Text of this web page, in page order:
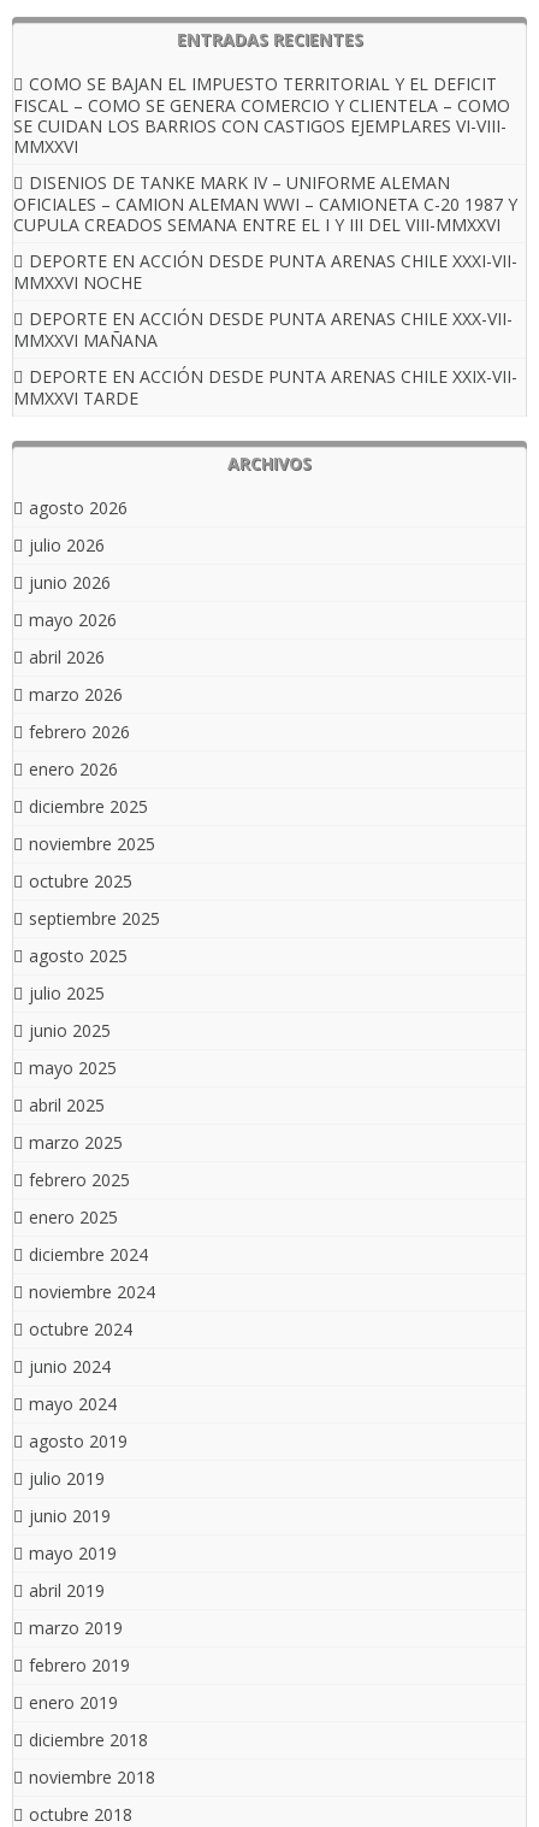
ENTRADAS RECIENTES
COMO SE BAJAN EL IMPUESTO TERRITORIAL Y EL DEFICIT
FISCAL – COMO SE GENERA COMERCIO Y CLIENTELA – COMO
SE CUIDAN LOS BARRIOS CON CASTIGOS EJEMPLARES VI-VIII-
MMXXVI
DISENIOS DE TANKE MARK IV – UNIFORME ALEMAN
OFICIALES – CAMION ALEMAN WWI – CAMIONETA C-20 1987 Y
CUPULA CREADOS SEMANA ENTRE EL I Y III DEL VIII-MMXXVI
DEPORTE EN ACCIÓN DESDE PUNTA ARENAS CHILE XXXI-VII-
MMXXVI NOCHE
DEPORTE EN ACCIÓN DESDE PUNTA ARENAS CHILE XXX-VII-
MMXXVI MAÑANA
DEPORTE EN ACCIÓN DESDE PUNTA ARENAS CHILE XXIX-VII-
MMXXVI TARDE
ARCHIVOS
agosto 2026
julio 2026
junio 2026
mayo 2026
abril 2026
marzo 2026
febrero 2026
enero 2026
diciembre 2025
noviembre 2025
octubre 2025
septiembre 2025
agosto 2025
julio 2025
junio 2025
mayo 2025
abril 2025
marzo 2025
febrero 2025
enero 2025
diciembre 2024
noviembre 2024
octubre 2024
junio 2024
mayo 2024
agosto 2019
julio 2019
junio 2019
mayo 2019
abril 2019
marzo 2019
febrero 2019
enero 2019
diciembre 2018
noviembre 2018
octubre 2018